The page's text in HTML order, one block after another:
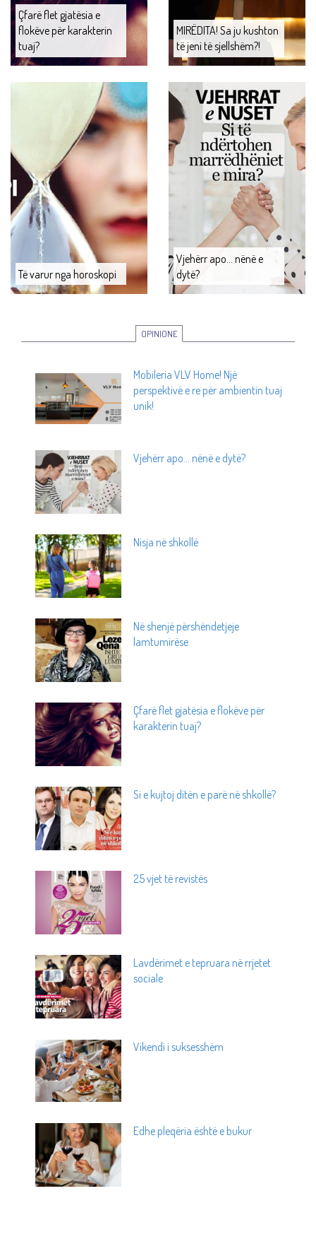
Çfarë flet gjatësia e
flokëve për karakterin
tuaj?
MIRËDITA! Sa ju kushton
të jeni të sjellshëm?!
Të varur nga horoskopi
Vjehërr apo... nënë e
dytë?
OPINIONE
Mobileria VLV Home! Një
perspektivë e re për ambientin tuaj
unik!
Vjehërr apo... nënë e dytë?
Nisja në shkollë
Në shenjë përshëndetjeje
lamtumirëse
Çfarë flet gjatësia e flokëve për
karakterin tuaj?
Si e kujtoj ditën e parë në shkollë?
25 vjet të revistës
Lavdërimet e tepruara në rrjetet
sociale
Vikendi i suksesshëm
Edhe pleqëria është e bukur